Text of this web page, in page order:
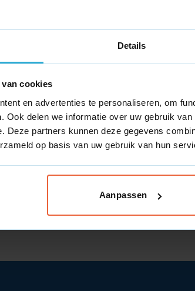
Details
cookies
en advertenties te personaliseren, om
Ook delen we informatie over uw gebruik
Deze partners kunnen deze gegevens
op basis van uw gebruik van hun
Aanpassen
gericht budget een wereldwijd publiek.
keuze. Dit is afhankelijk van de
levert een omnichannel-aanpak, waarbij